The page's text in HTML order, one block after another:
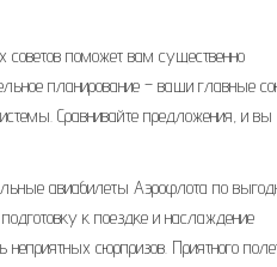
советов поможет вам существенно
планирование – ваши главные
Сравнивайте предложения, и вы
авиабилеты Аэрофлота по
к поездке и наслаждение
сюрпризов. Приятного